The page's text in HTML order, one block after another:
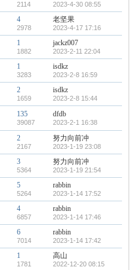
2114 2023-4-30 08:55
4
2978
老坚果
2023-4-17 17:16
1
1882
jackz007
2023-2-11 22:04
1
3283
isdkz
2023-2-8 16:59
2
1659
isdkz
2023-2-8 15:44
135
39087
dfdb
2023-2-1 16:38
2
2167
努力向前冲
2023-1-19 23:08
3
5364
努力向前冲
2023-1-19 21:54
5
5264
rabbin
2023-1-14 17:52
4
6857
rabbin
2023-1-14 17:46
6
7014
rabbin
2023-1-14 17:42
1
1781
高山
2022-12-20 08:15